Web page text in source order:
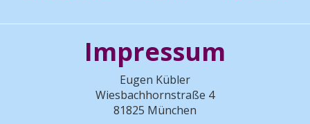
Impressum
Eugen Kübler
Wiesbachhornstraße 4
81825 München